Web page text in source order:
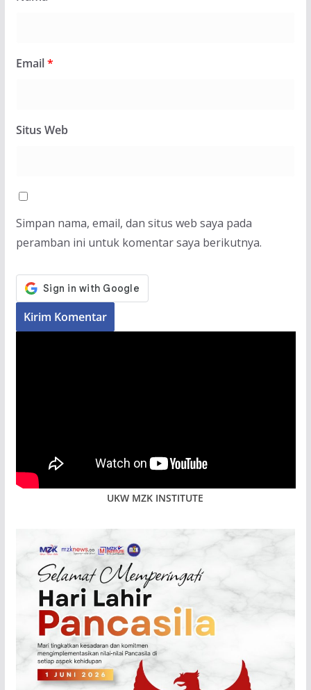
Email*
Situs Web
Simpan nama, email, dan situs web saya pada
peramban ini untuk komentar saya berikutnya.
UKW MZK INSTITUTE